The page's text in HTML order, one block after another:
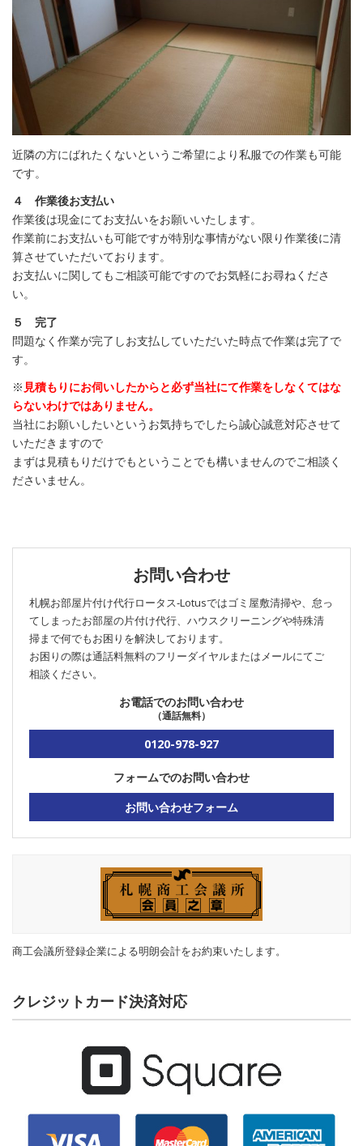
近隣の方にばれたくないというご希望により私服での作業も可能
です。
４ 作業後お支払い
作業後は現金にてお支払いをお願いいたします。
作業前にお支払いも可能ですが特別な事情がない限り作業後に清
算させていただいております。
お支払いに関してもご相談可能ですのでお気軽にお尋ねくださ
い。
５ 完了
問題なく作業が完了しお支払していただいた時点で作業は完了で
す。
※ 見積もりにお伺いしたからと必ず当社にて作業をしなくてはな
らないわけではありません。
当社にお願いしたいというお気持ちでしたら誠心誠意対応させて
いただきますので
まずは見積もりだけでもということでも構いませんのでご相談く
ださいません。
お問い合わせ
札幌お部屋片付け代行ロータス‐Lotusではゴミ屋敷清掃や、怠っ
てしまったお部屋の片付け代行、ハウスクリーニングや特殊清
掃まで何でもお困りを解決しております。
お困りの際は通話料無料のフリーダイヤルまたはメールにてご
相談ください。
お電話でのお問い合わせ
（通話無料）
0120-978-927
フォームでのお問い合わせ
お問い合わせフォーム
商工会議所登録企業による明朗会計をお約束いたします。
クレジットカード決済対応